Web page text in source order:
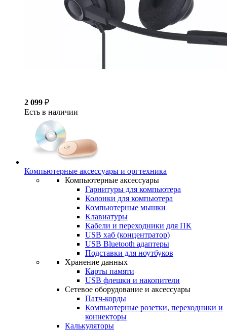
2 099 ₽
Есть в наличии
Компьютерные аксессуары и оргтехника
Компьютерные аксессуары
Гарнитуры для компьютера
Колонки для компьютера
Компьютерные мышки
Клавиатуры
Кабели и переходники для ПК
USB хаб (концентратор)
USB Bluetooth адаптеры
Подставки для ноутбуков
Хранение данных
Карты памяти
USB флешки и накопители
Сетевое оборудование и аксессуары
Патч-корды
Компьютерные розетки, переходники и
коннекторы
Калькуляторы